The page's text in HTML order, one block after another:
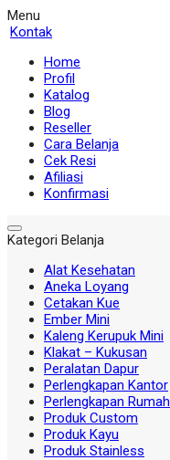
Menu
Kontak
Home
Profil
Katalog
Blog
Reseller
Cara Belanja
Cek Resi
Afiliasi
Konfirmasi
Kategori Belanja
Alat Kesehatan
Aneka Loyang
Cetakan Kue
Ember Mini
Kaleng Kerupuk Mini
Klakat – Kukusan
Peralatan Dapur
Perlengkapan Kantor
Perlengkapan Rumah
Produk Custom
Produk Kayu
Produk Stainless